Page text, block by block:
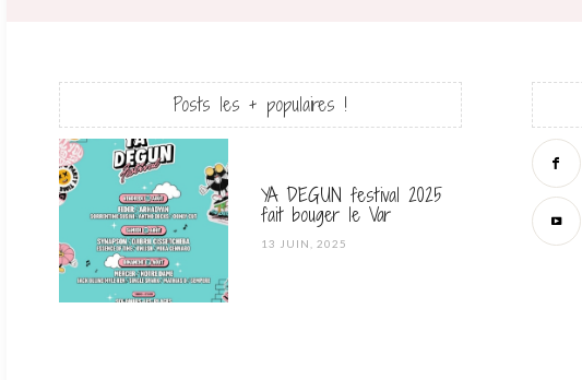
Posts les + populaires !
YA DEGUN festival 2025
fait bouger le Var
POSTED
13 JUIN, 2025